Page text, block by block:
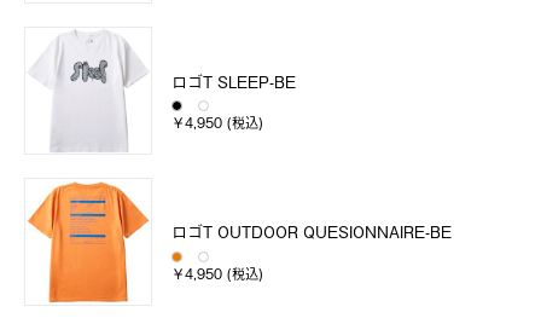
ロゴT SLEEP-BE
￥4,950 (税込)
ロゴT OUTDOOR QUESIONNAIRE-BE
￥4,950 (税込)